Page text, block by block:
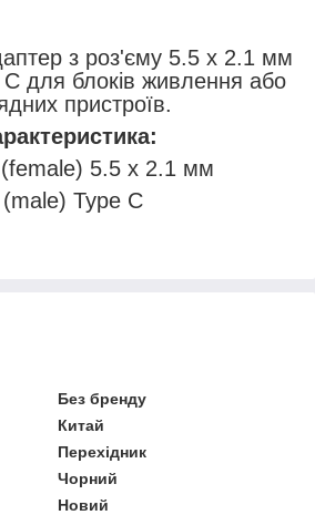
з роз'єму 5.5 х 2.1 мм
для блоків живлення або
пристроїв.
5.5 х 2.1 мм
(male) Type C
Без бренду
Китай
Перехідник
Чорний
Новий